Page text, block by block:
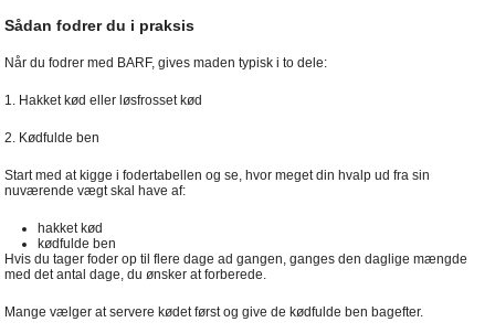
Sådan fodrer du i praksis
Når du fodrer med BARF, gives maden typisk i to dele:
1. Hakket kød eller løsfrosset kød
2. Kødfulde ben
Start med at kigge i fodertabellen og se, hvor meget din hvalp ud fra sin
nuværende vægt skal have af:
hakket kød
kødfulde ben
Hvis du tager foder op til flere dage ad gangen, ganges den daglige mængde
med det antal dage, du ønsker at forberede.
Mange vælger at servere kødet først og give de kødfulde ben bagefter.